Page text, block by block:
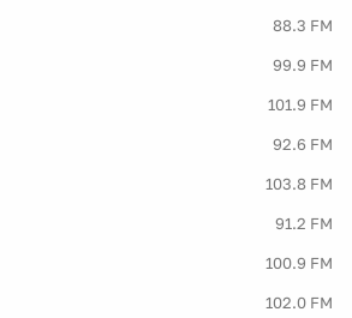
88.3 FM
99.9 FM
101.9 FM
92.6 FM
103.8 FM
91.2 FM
100.9 FM
102.0 FM